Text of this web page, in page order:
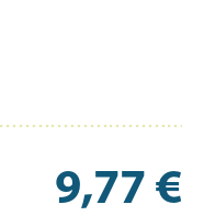
9,77 €